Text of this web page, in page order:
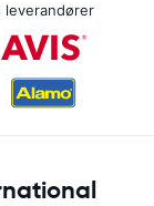
leverandører